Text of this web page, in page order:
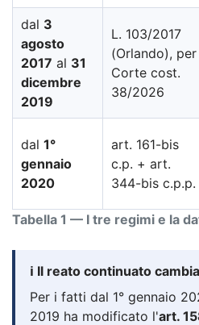
Tabella 1 — I tre regimi e la
dal 3
agosto
2017 al 31
dicembre
2019
L. 103/2017
(Orlando), per
Corte cost.
38/2026
dal 1°
gennaio
2020
art. 161-bis
c.p. + art.
344-bis c.p.p.
ℹ️ Il reato continuato
Per i fatti dal 1° gennaio
2019 ha modificato l'art.